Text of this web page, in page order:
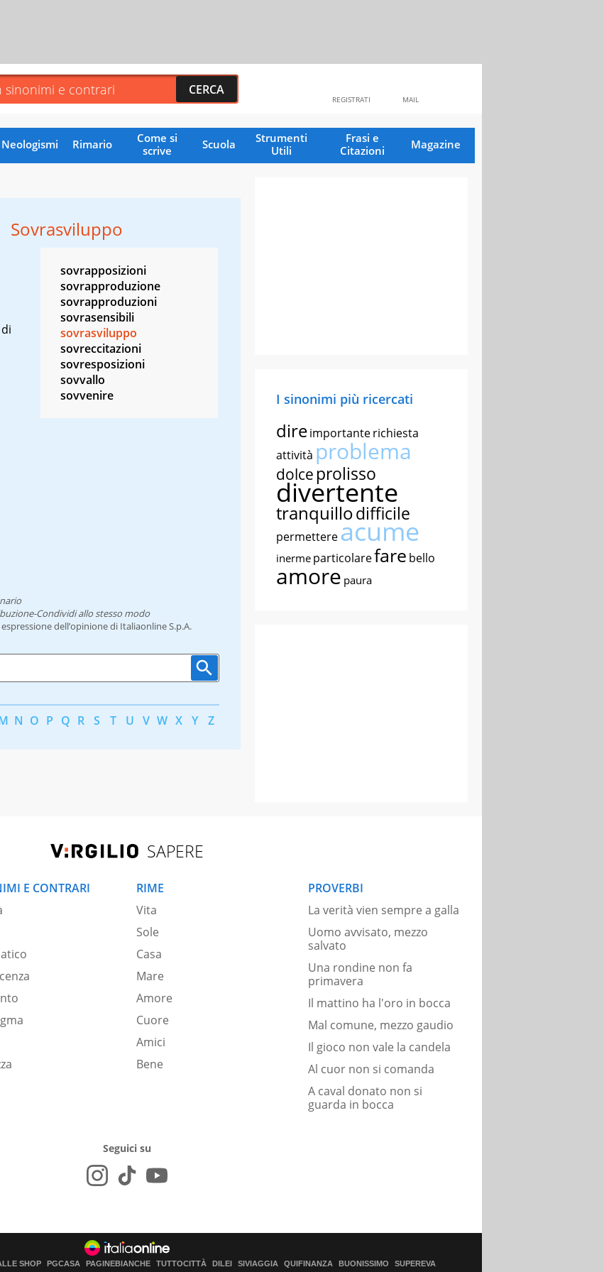
MAIL
REGISTRATI
Neologismi Rimario
Come si
scrive
Scuola
Strumenti
Utili
Frasi e
Citazioni
Magazine
Sovrasviluppo
sovrapposizioni
sovrapproduzione
sovrapproduzioni
sovrasensibili
sovrasviluppo
sovreccitazioni
sovresposizioni
sovvallo
sovvenire
Condividi allo stesso modo
dell’opinione di Italiaonline S.p.A.
N O P Q R S T U V W X Y Z
I sinonimi più ricercati
direimportanterichiesta
attività problema
dolce prolisso
divertente
tranquillodifficile
permettereacume
inerme particolarefare bello
amore paura
SAPERE
E CONTRARI
RIME
Vita
Sole
Casa
Mare
Amore
Cuore
Amici
Bene
PROVERBI
La verità vien sempre a galla
Uomo avvisato, mezzo
salvato
Una rondine non fa
primavera
Il mattino ha l'oro in bocca
Mal comune, mezzo gaudio
Il gioco non vale la candela
Al cuor non si comanda
A caval donato non si
guarda in bocca
Seguici su
SHOP PGCASA PAGINEBIANCHE TUTTOCITTÀ DILEI SIVIAGGIA QUIFINANZA BUONISSIMO SUPEREVA